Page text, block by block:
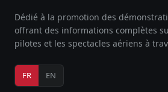
Dédié à la promotion des
offrant des informations complètes
pilotes et les spectacles aériens à
FR EN